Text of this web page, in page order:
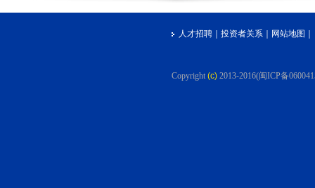
人才招聘 投资者关系 网站地图
Copyright (c) 2013-2016(闽ICP备